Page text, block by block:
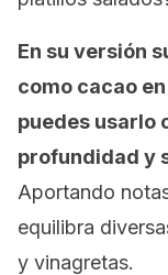
En su versión
como cacao
puedes usarlo
profundidad y
Aportando
equilibra
y vinagretas.